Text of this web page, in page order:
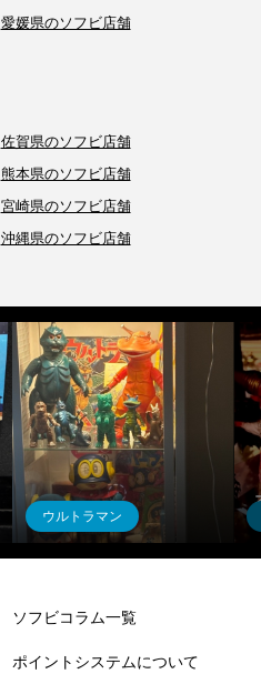
愛媛県のソフビ店舗
佐賀県のソフビ店舗
熊本県のソフビ店舗
宮崎県のソフビ店舗
沖縄県のソフビ店舗
ウルトラマン
ゴメス1期
ソフビコラム一覧
ポイントシステムについて